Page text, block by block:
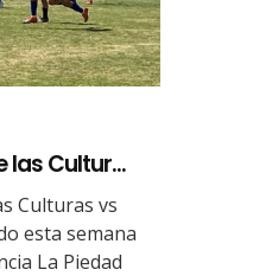
las Cultur...
Culturas vs
esta semana
La Piedad